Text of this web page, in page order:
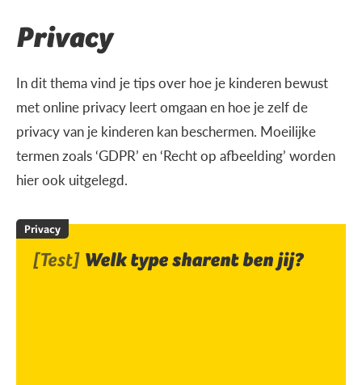
Privacy
In dit thema vind je tips over hoe je kinderen bewust
met online privacy leert omgaan en hoe je zelf de
privacy van je kinderen kan beschermen. Moeilijke
termen zoals ‘GDPR’ en ‘Recht op afbeelding’ worden
hier ook uitgelegd.
Privacy
[Test] Welk type sharent ben jij?